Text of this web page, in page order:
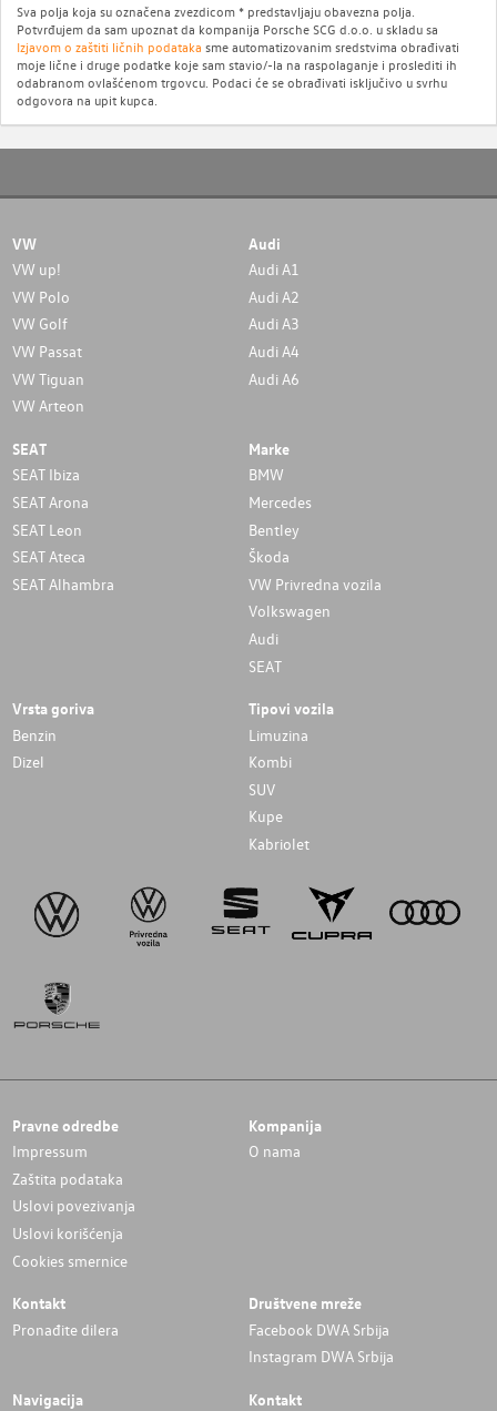
Sva polja koja su označena zvezdicom * predstavljaju obavezna polja.
Potvrđujem da sam upoznat da kompanija Porsche SCG d.o.o. u skladu sa
Izjavom o zaštiti ličnih podataka sme automatizovanim sredstvima obrađivati
moje lične i druge podatke koje sam stavio/-la na raspolaganje i proslediti ih
odabranom ovlašćenom trgovcu. Podaci će se obrađivati isključivo u svrhu
odgovora na upit kupca.
VW
VW up!
VW Polo
VW Golf
VW Passat
VW Tiguan
VW Arteon
Audi
Audi A1
Audi A2
Audi A3
Audi A4
Audi A6
SEAT
SEAT Ibiza
SEAT Arona
SEAT Leon
SEAT Ateca
SEAT Alhambra
Marke
BMW
Mercedes
Bentley
Škoda
VW Privredna vozila
Volkswagen
Audi
SEAT
Vrsta goriva
Benzin
Dizel
Tipovi vozila
Limuzina
Kombi
SUV
Kupe
Kabriolet
Pravne odredbe
Impressum
Zaštita podataka
Uslovi povezivanja
Uslovi korišćenja
Cookies smernice
Kompanija
O nama
Kontakt
Pronađite dilera
Društvene mreže
Facebook DWA Srbija
Instagram DWA Srbija
Navigacija Kontakt